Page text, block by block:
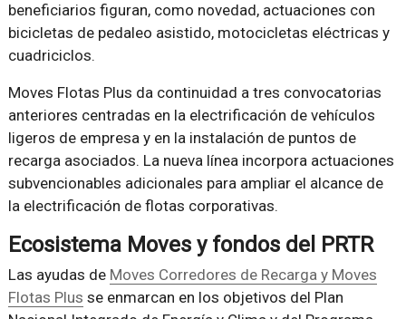
beneficiarios figuran, como novedad, actuaciones con
bicicletas de pedaleo asistido, motocicletas eléctricas y
cuadriciclos.
Moves Flotas Plus da continuidad a tres convocatorias
anteriores centradas en la electrificación de vehículos
ligeros de empresa y en la instalación de puntos de
recarga asociados. La nueva línea incorpora actuaciones
subvencionables adicionales para ampliar el alcance de
la electrificación de flotas corporativas.
Ecosistema Moves y fondos del PRTR
Las ayudas de Moves Corredores de Recarga y Moves
Flotas Plus se enmarcan en los objetivos del Plan